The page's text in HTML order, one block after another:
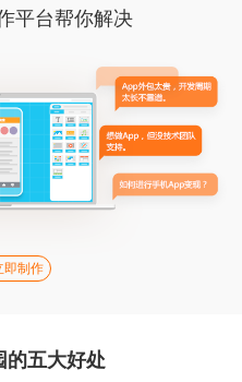
平台帮你解决
即制作
的五大好处